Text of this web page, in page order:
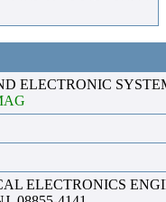
ELECTRONIC
ELECTRONICS